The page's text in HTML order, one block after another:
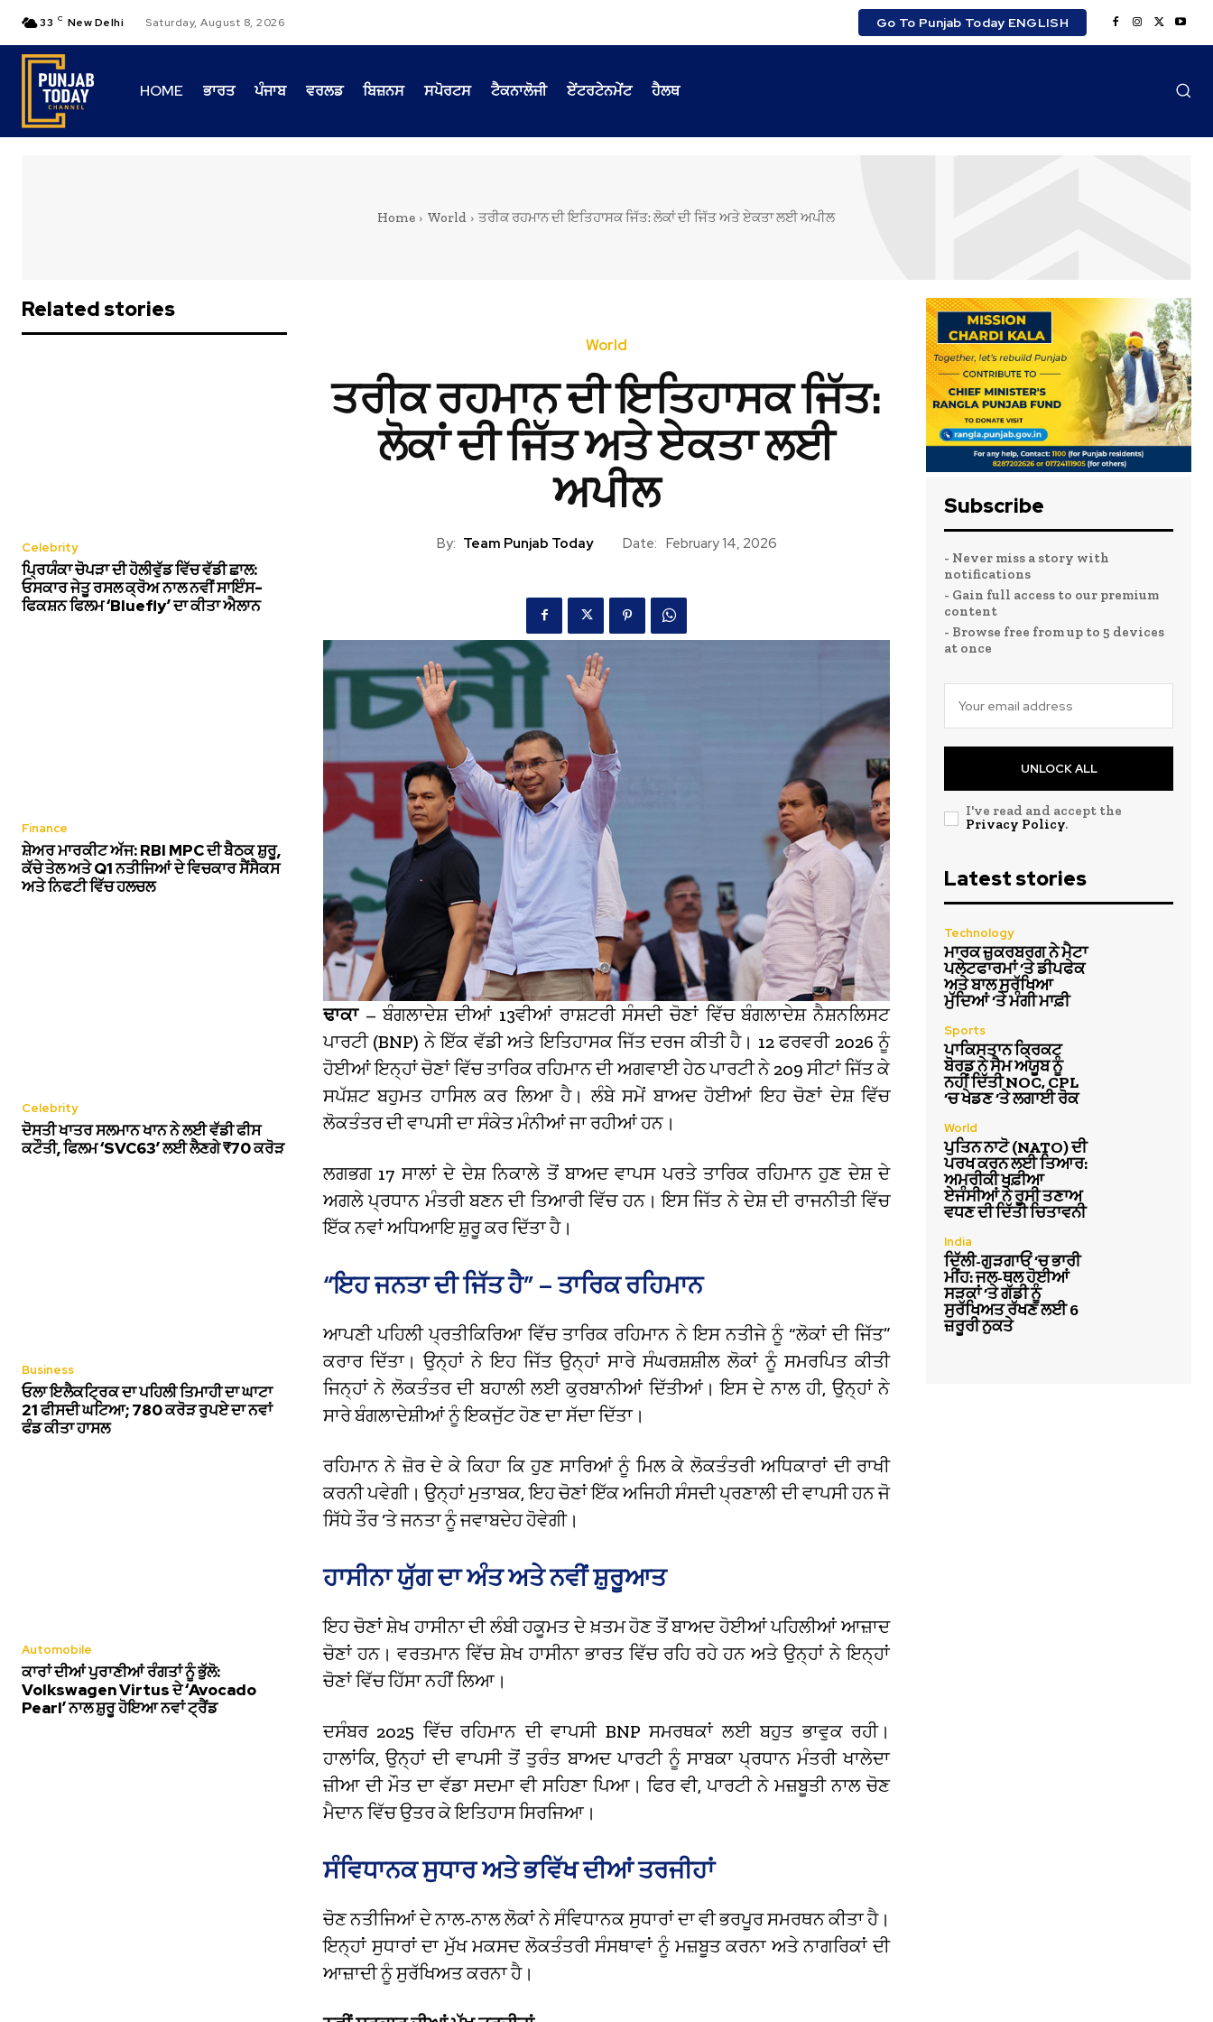
33 C New Delhi Saturday, August 8, 2026 Go To Punjab Today ENGLISH
HOME ਭਾਰਤ ਪੰਜਾਬ ਵਰਲਡ ਬਿਜ਼ਨਸ ਸਪੋਰਟਸ ਟੈਕਨਾਲੋਜੀ ਏਂਟਰਟੇਨਮੇਂਟ ਹੈਲਥ
Home World ਤਰੀਕ ਰਹਮਾਨ ਦੀ ਇਤਿਹਾਸਕ ਜਿੱਤ: ਲੋਕਾਂ ਦੀ ਜਿੱਤ ਅਤੇ ਏਕਤਾ ਲਈ ਅਪੀਲ
Related stories
Celebrity
ਪ੍ਰਿਯੰਕਾ ਚੋਪੜਾ ਦੀ ਹੋਲੀਵੁੱਡ ਵਿੱਚ ਵੱਡੀ ਛਾਲ:
ਓਸਕਾਰ ਜੇਤੂ ਰਸਲ ਕ੍ਰੋਅ ਨਾਲ ਨਵੀਂ ਸਾਇੰਸ-
ਫਿਕਸ਼ਨ ਫਿਲਮ ‘Bluefly’ ਦਾ ਕੀਤਾ ਐਲਾਨ
Finance
ਸ਼ੇਅਰ ਮਾਰਕੀਟ ਅੱਜ: RBI MPC ਦੀ ਬੈਠਕ ਸ਼ੁਰੂ,
ਕੱਚੇ ਤੇਲ ਅਤੇ Q1 ਨਤੀਜਿਆਂ ਦੇ ਵਿਚਕਾਰ ਸੈਂਸੈਕਸ
ਅਤੇ ਨਿਫਟੀ ਵਿੱਚ ਹਲਚਲ
Celebrity
ਦੋਸਤੀ ਖਾਤਰ ਸਲਮਾਨ ਖਾਨ ਨੇ ਲਈ ਵੱਡੀ ਫੀਸ
ਕਟੌਤੀ, ਫਿਲਮ ‘SVC63’ ਲਈ ਲੈਣਗੇ ₹70 ਕਰੋੜ
Business
ਓਲਾ ਇਲੈਕਟ੍ਰਿਕ ਦਾ ਪਹਿਲੀ ਤਿਮਾਹੀ ਦਾ ਘਾਟਾ
21 ਫੀਸਦੀ ਘਟਿਆ; 780 ਕਰੋੜ ਰੁਪਏ ਦਾ ਨਵਾਂ
ਫੰਡ ਕੀਤਾ ਹਾਸਲ
Automobile
ਕਾਰਾਂ ਦੀਆਂ ਪੁਰਾਣੀਆਂ ਰੰਗਤਾਂ ਨੂੰ ਭੁੱਲੋ:
Volkswagen Virtus ਦੇ ‘Avocado
Pearl’ ਨਾਲ ਸ਼ੁਰੂ ਹੋਇਆ ਨਵਾਂ ਟ੍ਰੈਂਡ
World
ਤਰੀਕ ਰਹਮਾਨ ਦੀ ਇਤਿਹਾਸਕ ਜਿੱਤ:
ਲੋਕਾਂ ਦੀ ਜਿੱਤ ਅਤੇ ਏਕਤਾ ਲਈ
ਅਪੀਲ
By: Team Punjab Today Date: February 14, 2026
ਢਾਕਾ– ਬੰਗਲਾਦੇਸ਼ ਦੀਆਂ 13ਵੀਆਂ ਰਾਸ਼ਟਰੀ ਸੰਸਦੀ ਚੋਣਾਂ ਵਿੱਚ ਬੰਗਲਾਦੇਸ਼ ਨੈਸ਼ਨਲਿਸਟ
ਪਾਰਟੀ (BNP) ਨੇ ਇੱਕ ਵੱਡੀ ਅਤੇ ਇਤਿਹਾਸਕ ਜਿੱਤ ਦਰਜ ਕੀਤੀ ਹੈ। 12 ਫਰਵਰੀ 2026 ਨੂੰ
ਹੋਈਆਂ ਇਨ੍ਹਾਂ ਚੋਣਾਂ ਵਿੱਚ ਤਾਰਿਕ ਰਹਿਮਾਨ ਦੀ ਅਗਵਾਈ ਹੇਠ ਪਾਰਟੀ ਨੇ 209 ਸੀਟਾਂ ਜਿੱਤ ਕੇ
ਸਪੱਸ਼ਟ ਬਹੁਮਤ ਹਾਸਿਲ ਕਰ ਲਿਆ ਹੈ। ਲੰਬੇ ਸਮੇਂ ਬਾਅਦ ਹੋਈਆਂ ਇਹ ਚੋਣਾਂ ਦੇਸ਼ ਵਿੱਚ
ਲੋਕਤੰਤਰ ਦੀ ਵਾਪਸੀ ਦਾ ਸੰਕੇਤ ਮੰਨੀਆਂ ਜਾ ਰਹੀਆਂ ਹਨ।
ਲਗਭਗ 17 ਸਾਲਾਂ ਦੇ ਦੇਸ਼ ਨਿਕਾਲੇ ਤੋਂ ਬਾਅਦ ਵਾਪਸ ਪਰਤੇ ਤਾਰਿਕ ਰਹਿਮਾਨ ਹੁਣ ਦੇਸ਼ ਦੇ
ਅਗਲੇ ਪ੍ਰਧਾਨ ਮੰਤਰੀ ਬਣਨ ਦੀ ਤਿਆਰੀ ਵਿੱਚ ਹਨ। ਇਸ ਜਿੱਤ ਨੇ ਦੇਸ਼ ਦੀ ਰਾਜਨੀਤੀ ਵਿੱਚ
ਇੱਕ ਨਵਾਂ ਅਧਿਆਇ ਸ਼ੁਰੂ ਕਰ ਦਿੱਤਾ ਹੈ।
“ਇਹ ਜਨਤਾ ਦੀ ਜਿੱਤ ਹੈ” – ਤਾਰਿਕ ਰਹਿਮਾਨ
ਆਪਣੀ ਪਹਿਲੀ ਪ੍ਰਤੀਕਿਰਿਆ ਵਿੱਚ ਤਾਰਿਕ ਰਹਿਮਾਨ ਨੇ ਇਸ ਨਤੀਜੇ ਨੂੰ “ਲੋਕਾਂ ਦੀ ਜਿੱਤ”
ਕਰਾਰ ਦਿੱਤਾ। ਉਨ੍ਹਾਂ ਨੇ ਇਹ ਜਿੱਤ ਉਨ੍ਹਾਂ ਸਾਰੇ ਸੰਘਰਸ਼ਸ਼ੀਲ ਲੋਕਾਂ ਨੂੰ ਸਮਰਪਿਤ ਕੀਤੀ
ਜਿਨ੍ਹਾਂ ਨੇ ਲੋਕਤੰਤਰ ਦੀ ਬਹਾਲੀ ਲਈ ਕੁਰਬਾਨੀਆਂ ਦਿੱਤੀਆਂ। ਇਸ ਦੇ ਨਾਲ ਹੀ, ਉਨ੍ਹਾਂ ਨੇ
ਸਾਰੇ ਬੰਗਲਾਦੇਸ਼ੀਆਂ ਨੂੰ ਇਕਜੁੱਟ ਹੋਣ ਦਾ ਸੱਦਾ ਦਿੱਤਾ।
ਰਹਿਮਾਨ ਨੇ ਜ਼ੋਰ ਦੇ ਕੇ ਕਿਹਾ ਕਿ ਹੁਣ ਸਾਰਿਆਂ ਨੂੰ ਮਿਲ ਕੇ ਲੋਕਤੰਤਰੀ ਅਧਿਕਾਰਾਂ ਦੀ ਰਾਖੀ
ਕਰਨੀ ਪਵੇਗੀ। ਉਨ੍ਹਾਂ ਮੁਤਾਬਕ, ਇਹ ਚੋਣਾਂ ਇੱਕ ਅਜਿਹੀ ਸੰਸਦੀ ਪ੍ਰਣਾਲੀ ਦੀ ਵਾਪਸੀ ਹਨ ਜੋ
ਸਿੱਧੇ ਤੌਰ ‘ਤੇ ਜਨਤਾ ਨੂੰ ਜਵਾਬਦੇਹ ਹੋਵੇਗੀ।
ਹਾਸੀਨਾ ਯੁੱਗ ਦਾ ਅੰਤ ਅਤੇ ਨਵੀਂ ਸ਼ੁਰੂਆਤ
ਇਹ ਚੋਣਾਂ ਸ਼ੇਖ ਹਾਸੀਨਾ ਦੀ ਲੰਬੀ ਹਕੂਮਤ ਦੇ ਖ਼ਤਮ ਹੋਣ ਤੋਂ ਬਾਅਦ ਹੋਈਆਂ ਪਹਿਲੀਆਂ ਆਜ਼ਾਦ
ਚੋਣਾਂ ਹਨ। ਵਰਤਮਾਨ ਵਿੱਚ ਸ਼ੇਖ ਹਾਸੀਨਾ ਭਾਰਤ ਵਿੱਚ ਰਹਿ ਰਹੇ ਹਨ ਅਤੇ ਉਨ੍ਹਾਂ ਨੇ ਇਨ੍ਹਾਂ
ਚੋਣਾਂ ਵਿੱਚ ਹਿੱਸਾ ਨਹੀਂ ਲਿਆ।
ਦਸੰਬਰ 2025 ਵਿੱਚ ਰਹਿਮਾਨ ਦੀ ਵਾਪਸੀ BNP ਸਮਰਥਕਾਂ ਲਈ ਬਹੁਤ ਭਾਵੁਕ ਰਹੀ।
ਹਾਲਾਂਕਿ, ਉਨ੍ਹਾਂ ਦੀ ਵਾਪਸੀ ਤੋਂ ਤੁਰੰਤ ਬਾਅਦ ਪਾਰਟੀ ਨੂੰ ਸਾਬਕਾ ਪ੍ਰਧਾਨ ਮੰਤਰੀ ਖਾਲੇਦਾ
ਜ਼ੀਆ ਦੀ ਮੌਤ ਦਾ ਵੱਡਾ ਸਦਮਾ ਵੀ ਸਹਿਣਾ ਪਿਆ। ਫਿਰ ਵੀ, ਪਾਰਟੀ ਨੇ ਮਜ਼ਬੂਤੀ ਨਾਲ ਚੋਣ
ਮੈਦਾਨ ਵਿੱਚ ਉਤਰ ਕੇ ਇਤਿਹਾਸ ਸਿਰਜਿਆ।
ਸੰਵਿਧਾਨਕ ਸੁਧਾਰ ਅਤੇ ਭਵਿੱਖ ਦੀਆਂ ਤਰਜੀਹਾਂ
ਚੋਣ ਨਤੀਜਿਆਂ ਦੇ ਨਾਲ-ਨਾਲ ਲੋਕਾਂ ਨੇ ਸੰਵਿਧਾਨਕ ਸੁਧਾਰਾਂ ਦਾ ਵੀ ਭਰਪੂਰ ਸਮਰਥਨ ਕੀਤਾ ਹੈ।
ਇਨ੍ਹਾਂ ਸੁਧਾਰਾਂ ਦਾ ਮੁੱਖ ਮਕਸਦ ਲੋਕਤੰਤਰੀ ਸੰਸਥਾਵਾਂ ਨੂੰ ਮਜ਼ਬੂਤ ਕਰਨਾ ਅਤੇ ਨਾਗਰਿਕਾਂ ਦੀ
ਆਜ਼ਾਦੀ ਨੂੰ ਸੁਰੱਖਿਅਤ ਕਰਨਾ ਹੈ।
Subscribe
- Never miss a story with
notifications
- Gain full access to our premium
content
- Browse free from up to 5 devices
at once
UNLOCK ALL
I've read and accept the
Privacy Policy.
Latest stories
Technology
ਮਾਰਕ ਜ਼ੁਕਰਬਰਗ ਨੇ ਮੈਟਾ
ਪਲੇਟਫਾਰਮਾਂ ‘ਤੇ ਡੀਪਫੇਕ
ਅਤੇ ਬਾਲ ਸੁਰੱਖਿਆ
ਮੁੱਦਿਆਂ ‘ਤੇ ਮੰਗੀ ਮਾਫ਼ੀ
Sports
ਪਾਕਿਸਤਾਨ ਕ੍ਰਿਕਟ
ਬੋਰਡ ਨੇ ਸੈਮ ਅਯੂਬ ਨੂੰ
ਨਹੀਂ ਦਿੱਤੀ NOC, CPL
‘ਚ ਖੇਡਣ ‘ਤੇ ਲਗਾਈ ਰੋਕ
World
ਪੁਤਿਨ ਨਾਟੋ (NATO) ਦੀ
ਪਰਖ ਕਰਨ ਲਈ ਤਿਆਰ:
ਅਮਰੀਕੀ ਖੁਫ਼ੀਆ
ਏਜੰਸੀਆਂ ਨੇ ਰੂਸੀ ਤਣਾਅ
ਵਧਣ ਦੀ ਦਿੱਤੀ ਚਿਤਾਵਨੀ
India
ਦਿੱਲੀ-ਗੁੜਗਾਓਂ ‘ਚ ਭਾਰੀ
ਮੀਂਹ: ਜਲ-ਥਲ ਹੋਈਆਂ
ਸੜਕਾਂ ‘ਤੇ ਗੱਡੀ ਨੂੰ
ਸੁਰੱਖਿਅਤ ਰੱਖਣ ਲਈ 6
ਜ਼ਰੂਰੀ ਨੁਕਤੇ